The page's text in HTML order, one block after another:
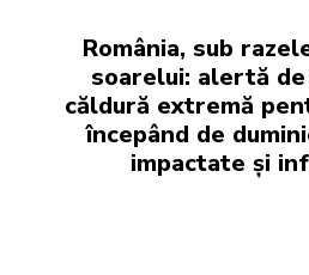
România, sub
soarelui: alertă
căldură extremă
începând de
impactate și